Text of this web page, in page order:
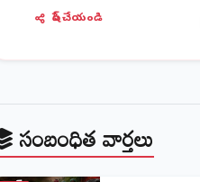
షేర్ చేయండి
సంబంధిత వార్తలు